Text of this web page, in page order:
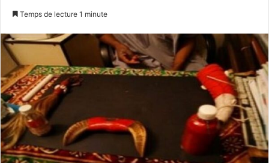
Temps de lecture 1 minute